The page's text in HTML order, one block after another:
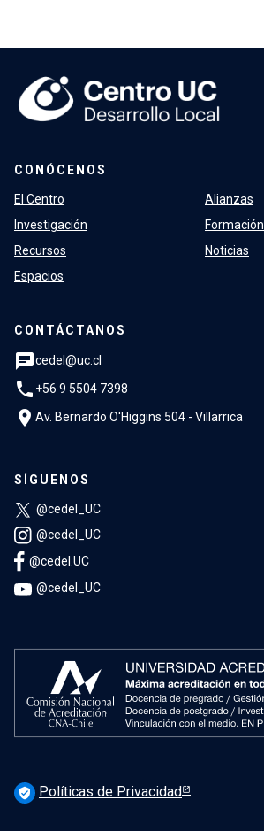
CONÓCENOS
El Centro
Investigación
Recursos
Espacios
Alianzas
Formación
Noticias
CONTÁCTANOS
chatcedel@uc.cl
phone +56 9 5504 7398
location_on Av. Bernardo O'Higgins 504 - Villarrica
SÍGUENOS
@cedel_UC
@cedel_UC
@cedel.UC
@cedel_UC
verified_user Políticas de Privacidad